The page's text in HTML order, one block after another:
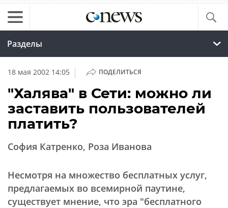
Разделы
18 мая 2002 14:05 | ПОДЕЛИТЬСЯ
"Халява" в Сети: можно ли
заставить пользователей
платить?
София Катренко, Роза Иванова
Несмотря на множество бесплатных услуг,
предлагаемых во всемирной паутине,
существует мнение, что эра "бесплатного